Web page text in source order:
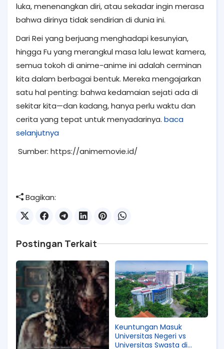
luka, menenangkan diri, atau sekadar ingin merasa
bahwa dirinya tidak sendirian di dunia ini.
Dari Rei yang berjuang menghadapi kesunyian,
hingga Fu yang merangkul masa lalu lewat kamera,
semua tokoh di anime-anime ini adalah cerminan
kita dalam berbagai bentuk. Mereka mengajarkan
satu hal penting: bahwa kedamaian sejati ada di
sekitar kita—dan kadang, hanya perlu waktu dan
cerita yang tepat untuk menyadarinya. baca
selanjutnya
Sumber: https://animemovie.id/
Bagikan:
Postingan Terkait
Keuntungan Masuk
Universitas Negeri vs
Universitas Swasta di